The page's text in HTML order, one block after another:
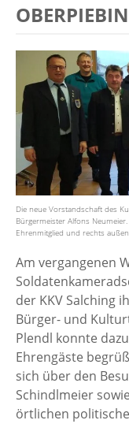
Die neue Vorstandschaft des
Bürgermeister Alfons
Ehrenmitglied und rechts
Am vergangenen
der KKV Salching
Bürger- und
Plendl konnte
Ehrengäste
sich über den
Schindlmeier
örtlichen